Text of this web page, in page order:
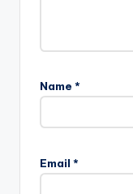
Name *
Email *